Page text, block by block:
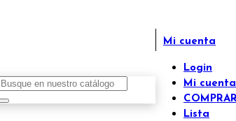
Mi cuenta
Login
Mi cuenta
Lista